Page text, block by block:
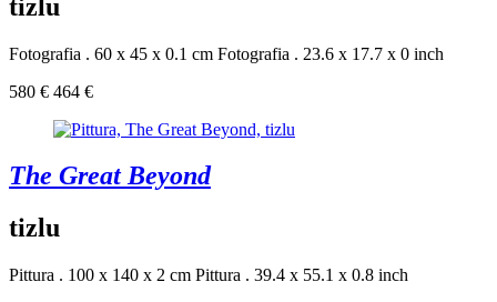
tizlu
Fotografia . 60 x 45 x 0.1 cm Fotografia . 23.6 x 17.7 x 0 inch
580 € 464 €
The Great Beyond
tizlu
Pittura . 100 x 140 x 2 cm Pittura . 39.4 x 55.1 x 0.8 inch